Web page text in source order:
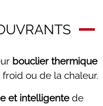
bouclier thermique
ou de la chaleur.
et intelligentede